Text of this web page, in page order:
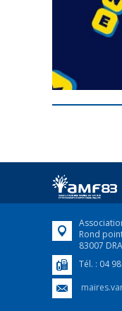
CARNET
Afin
FEUILLETER
Rond
83007
Tél. : 04